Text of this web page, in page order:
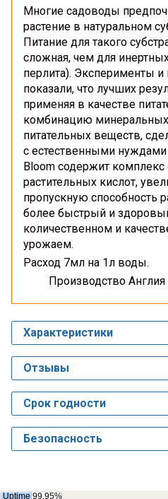
Многие садоводы
растение в натуральном
Питание для такого
сложная, чем для
перлита). Эксперименты и
показали, что лучших
применяя в качестве
комбинацию минеральных
питательных веществ,
с естественными нуждами
Bloom содержит комплекс
растительных кислот,
пропускную способность
более быстрый и
количественном и
урожаем.
Расход 7мл на 1л воды.
Производство
Характеристики
Отзывы
Срок годности
Безопасность